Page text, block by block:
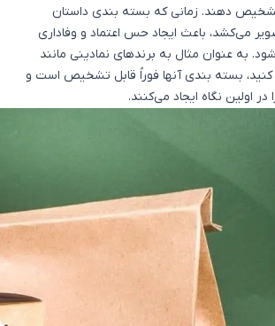
تشخیص دهند. زمانی که بسته بندی داستان
می‌کشد، باعث ایجاد حس اعتماد و وفاداری
به عنوان مثال به برندهای نمادینی مانند
کنید، بسته بندی آنها فوراً قابل تشخیص است و
اولین نگاه ایجاد می‌کنند.